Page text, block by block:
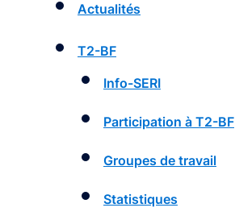
Actualités
T2-BF
Info-SERI
Participation à T2-BF
Groupes de travail
Statistiques